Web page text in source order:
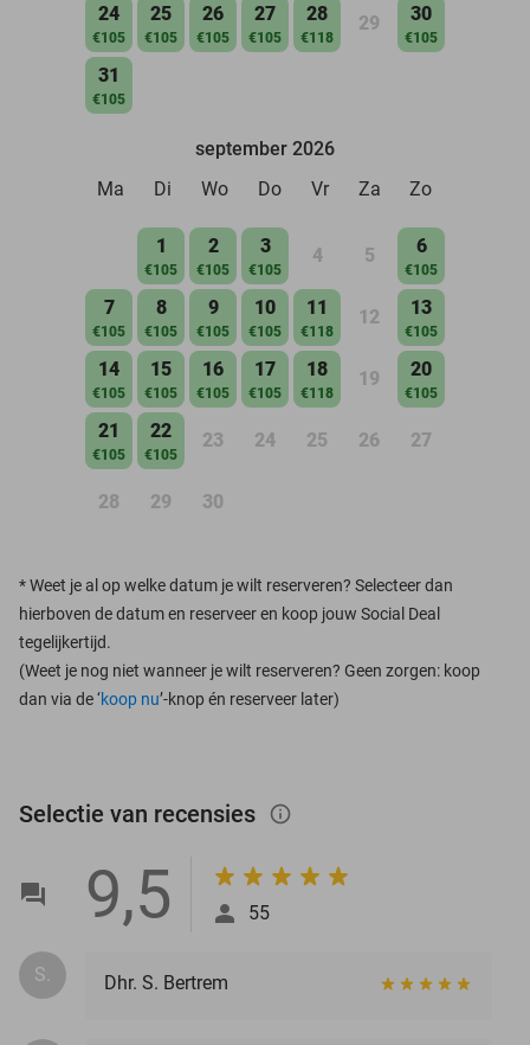
24
€105
25
€105
26
€105
27
€105
28
€118
29 30
€105
31
€105
september 2026
Ma
Di Wo Do Vr Za Zo
1
€105
2
€105
3
€105
4 5 6
€105
7
€105
8
€105
9
€105
10
€105
11
€118
12 13
€105
14
€105
15
€105
16
€105
17
€105
18
€118
19 20
€105
21
€105
22
€105
23 24 25 26 27
28 29 30
*Weet je al op welke datum je wilt reserveren? Selecteer dan
hierboven de datum en reserveer en koop jouw Social Deal
tegelijkertijd.
(Weet je nog niet wanneer je wilt reserveren? Geen zorgen: koop
dan via de ‘koop nu’-knop én reserveer later)
Selectie van recensies info_outlined
9,5 55
S. Dhr. S. Bertrem